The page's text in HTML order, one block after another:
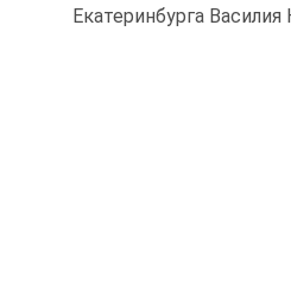
Екатеринбурга Василия